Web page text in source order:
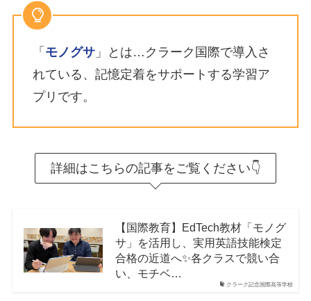
「 モノグサ」とは…クラーク国際で導入さ
れている、記憶定着をサポートする学習ア
プリです。
詳細はこちらの記事をご覧ください👇
クラーク記念国際高等学校
【国際教育】EdTech教材「モノグ
サ」を活用し、実用英語技能検定
合格の近道へ✨各クラスで競い合
い、モチベ…